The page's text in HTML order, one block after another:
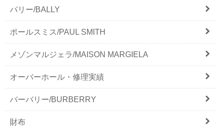
バリー/BALLY
ポールスミス/PAUL SMITH
メゾンマルジェラ/MAISON MARGIELA
オーバーホール・修理実績
バーバリー/BURBERRY
財布